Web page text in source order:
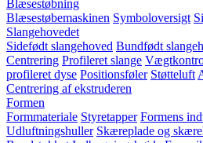
Blæsestøbning
Blæsestøbemaskinen Symboloversigt
Slangehovedet
Sidefødt slangehoved Bundfødt
Centrering Profileret slange
profileret dyse Positionsføler Støtteluft
Centrering af ekstruderen
Formen
Formmateriale Styretapper Formens
Udluftningshuller Skæreplade og